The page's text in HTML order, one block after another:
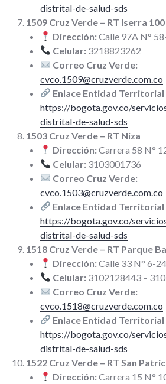
distrital-de-salud-sds
1509 Cruz Verde – RT Iserra 100
Dirección:Calle 97A N°
Celular: 3218823262
Correo Cruz Verde:
cvco.1509@cruzverde.com.co
Enlace Entidad Territorial
https://bogota.gov.co/
distrital-de-salud-sds
1503 Cruz Verde – RT Niza
Dirección:Carrera 58 N°
Celular: 3103001736
Correo Cruz Verde:
cvco.1503@cruzverde.com.co
Enlace Entidad Territorial
https://bogota.gov.co/
distrital-de-salud-sds
1518 Cruz Verde – RT Parque
Dirección:Calle 33 N° 6-24
Celular: 3102128443 –
Correo Cruz Verde:
cvco.1518@cruzverde.com.co
Enlace Entidad Territorial
https://bogota.gov.co/
distrital-de-salud-sds
1522 Cruz Verde – RT San
Dirección:Carrera 15 N°